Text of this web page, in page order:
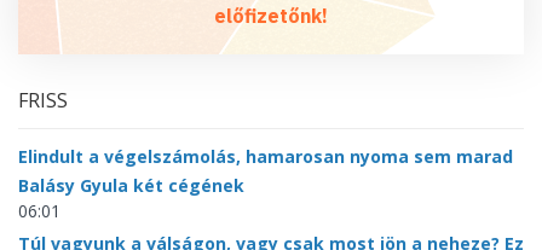
előfizetőnk!
FRISS
Elindult a végelszámolás, hamarosan nyoma sem marad
Balásy Gyula két cégének
06:01
Túl vagyunk a válságon, vagy csak most jön a neheze? Ez